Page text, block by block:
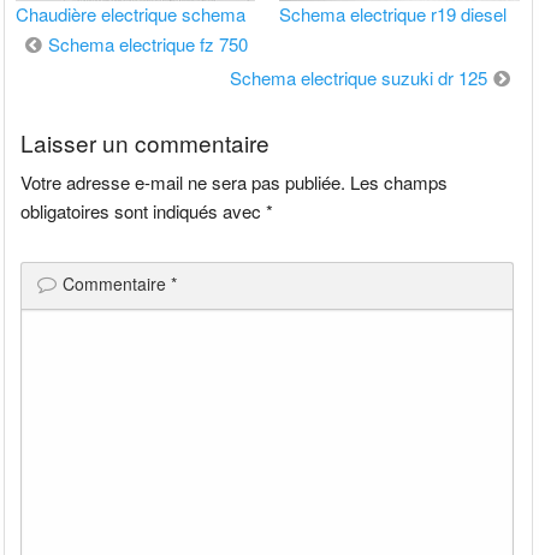
Chaudière electrique schema Schema electrique r19 diesel
Navigation
Schema electrique fz 750
Schema electrique suzuki dr 125
Laisser un commentaire
Votre adresse e-mail ne sera pas publiée. Les champs
obligatoires sont indiqués avec*
Commentaire*